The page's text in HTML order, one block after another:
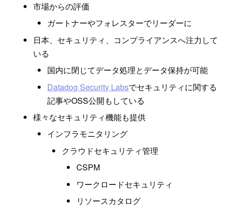
市場からの評価
ガートナーやフォレスターでリーダーに
日本、セキュリティ、コンプライアンスへ注力して
いる
国内に閉じてデータ処理とデータ保持が可能
Datadog Security Labsでセキュリティに関する
記事やOSS公開もしている
様々なセキュリティ機能も提供
インフラモニタリング
クラウドセキュリティ管理
CSPM
ワークロードセキュリティ
リソースカタログ